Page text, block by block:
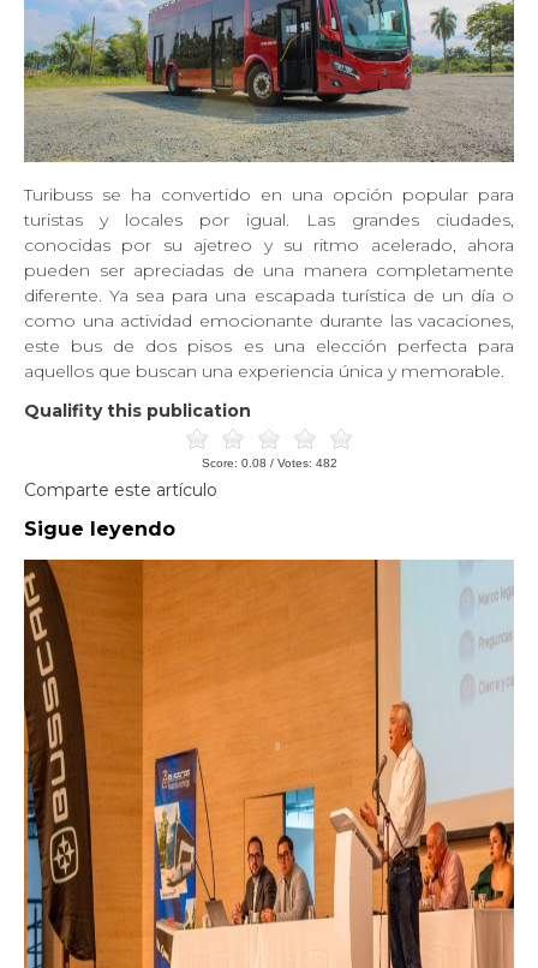
Turibuss se ha convertido en una opción popular para
turistas y locales por igual. Las grandes ciudades,
conocidas por su ajetreo y su ritmo acelerado, ahora
pueden ser apreciadas de una manera completamente
diferente. Ya sea para una escapada turística de un día o
como una actividad emocionante durante las vacaciones,
este bus de dos pisos es una elección perfecta para
aquellos que buscan una experiencia única y memorable.
Qualifity this publication
Score: 0.08 / Votes: 482
Comparte este artículo
Sigue leyendo